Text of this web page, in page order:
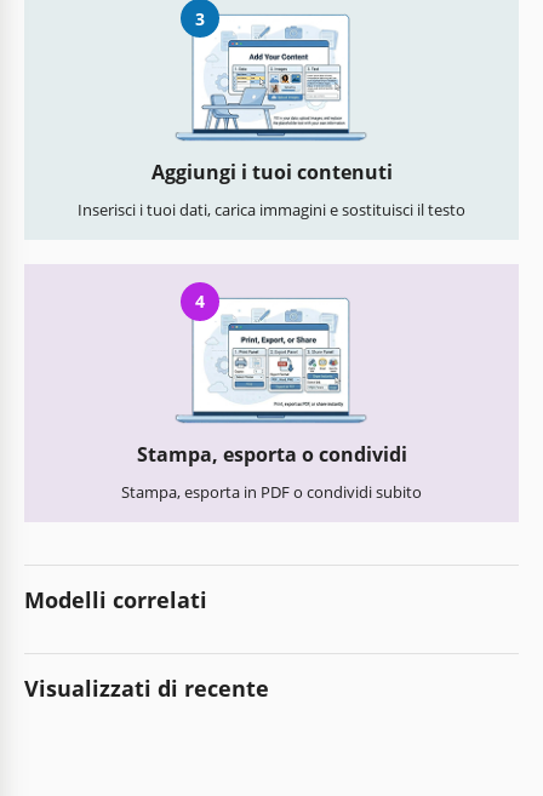
3
Aggiungi i tuoi contenuti
Inserisci i tuoi dati, carica immagini e sostituisci il testo
4
Stampa, esporta o condividi
Stampa, esporta in PDF o condividi subito
Modelli correlati
Visualizzati di recente